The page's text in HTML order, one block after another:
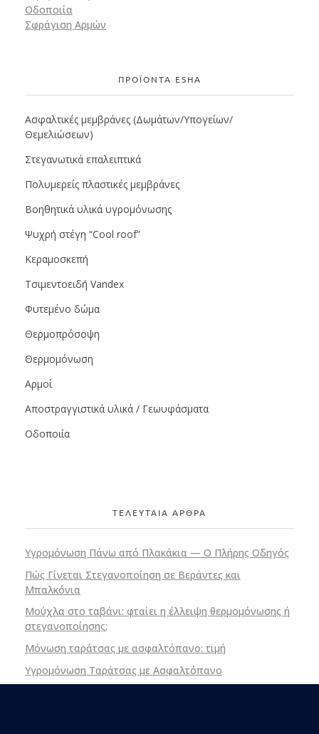
Οδοποιία
Σφράγιση Αρμών
ΠΡΟΪΟΝΤΑ ESHA
Ασφαλτικές μεμβράνες (Δωμάτων/Υπογείων/
Θεμελιώσεων)
Στεγανωτικά επαλειπτικά
Πολυμερείς πλαστικές μεμβράνες
Βοηθητικά υλικά υγρομόνωσης
Ψυχρή στέγη “Cool roof”
Κεραμοσκεπή
Τσιμεντοειδή Vandex
Φυτεμένο δώμα
Θερμοπρόσοψη
Θερμομόνωση
Αρμοί
Αποστραγγιστικά υλικά / Γεωυφάσματα
Οδοποιία
ΤΕΛΕΥΤΑΙΑ ΑΡΘΡΑ
Υγρομόνωση Πάνω από Πλακάκια — Ο Πλήρης Οδηγός
Πώς Γίνεται Στεγανοποίηση σε Βεράντες και
Μπαλκόνια
Μούχλα στο ταβάνι: φταίει η έλλειψη θερμομόνωσης ή
στεγανοποίησης;
Μόνωση ταράτσας με ασφαλτόπανο: τιμή
Υγρομόνωση Ταράτσας με Ασφαλτόπανο